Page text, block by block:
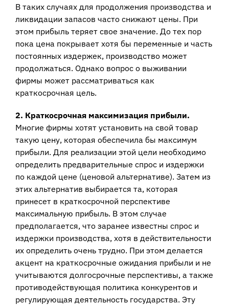
В таких случаях для продолжения производства и
ликвидации запасов часто снижают цены. При
этом прибыль теряет свое значение. До тех пор
пока цена покрывает хотя бы переменные и часть
постоянных издержек, производство может
продолжаться. Однако вопрос о выживании
фирмы может рассматриваться как
краткосрочная цель.
2. Краткосрочная максимизация прибыли.
Многие фирмы хотят установить на свой товар
такую цену, которая обеспечила бы максимум
прибыли. Для реализации этой цели необходимо
определить предварительные спрос и издержки
по каждой цене (ценовой альтернативе). Затем из
этих альтернатив выбирается та, которая
принесет в краткосрочной перспективе
максимальную прибыль. В этом случае
предполагается, что заранее известны спрос и
издержки производства, хотя в действительности
их определить очень трудно. При этом делается
акцент на краткосрочные ожидания прибыли и не
учитываются долгосрочные перспективы, а также
противодействующая политика конкурентов и
регулирующая деятельность государства. Эту